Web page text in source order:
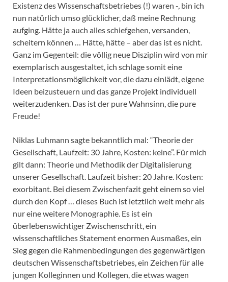
Existenz des Wissenschaftsbetriebes (!) waren -, bin ich
nun natürlich umso glücklicher, daß meine Rechnung
aufging. Hätte ja auch alles schiefgehen, versanden,
scheitern können … Hätte, hätte – aber das ist es nicht.
Ganz im Gegenteil: die völlig neue Disziplin wird von mir
exemplarisch ausgestaltet, ich schlage somit eine
Interpretationsmöglichkeit vor, die dazu einlädt, eigene
Ideen beizusteuern und das ganze Projekt individuell
weiterzudenken. Das ist der pure Wahnsinn, die pure
Freude!
Niklas Luhmann sagte bekanntlich mal: “Theorie der
Gesellschaft, Laufzeit: 30 Jahre, Kosten: keine”. Für mich
gilt dann: Theorie und Methodik der Digitalisierung
unserer Gesellschaft. Laufzeit bisher: 20 Jahre. Kosten:
exorbitant. Bei diesem Zwischenfazit geht einem so viel
durch den Kopf … dieses Buch ist letztlich weit mehr als
nur eine weitere Monographie. Es ist ein
überlebenswichtiger Zwischenschritt, ein
wissenschaftliches Statement enormen Ausmaßes, ein
Sieg gegen die Rahmenbedingungen des gegenwärtigen
deutschen Wissenschaftsbetriebes, ein Zeichen für alle
jungen Kolleginnen und Kollegen, die etwas wagen